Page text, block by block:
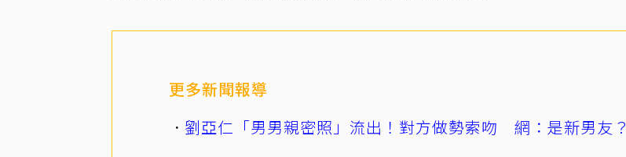
更多新聞報導
劉亞仁「男男親密照」流出！對方做勢索吻 網：是新男友？